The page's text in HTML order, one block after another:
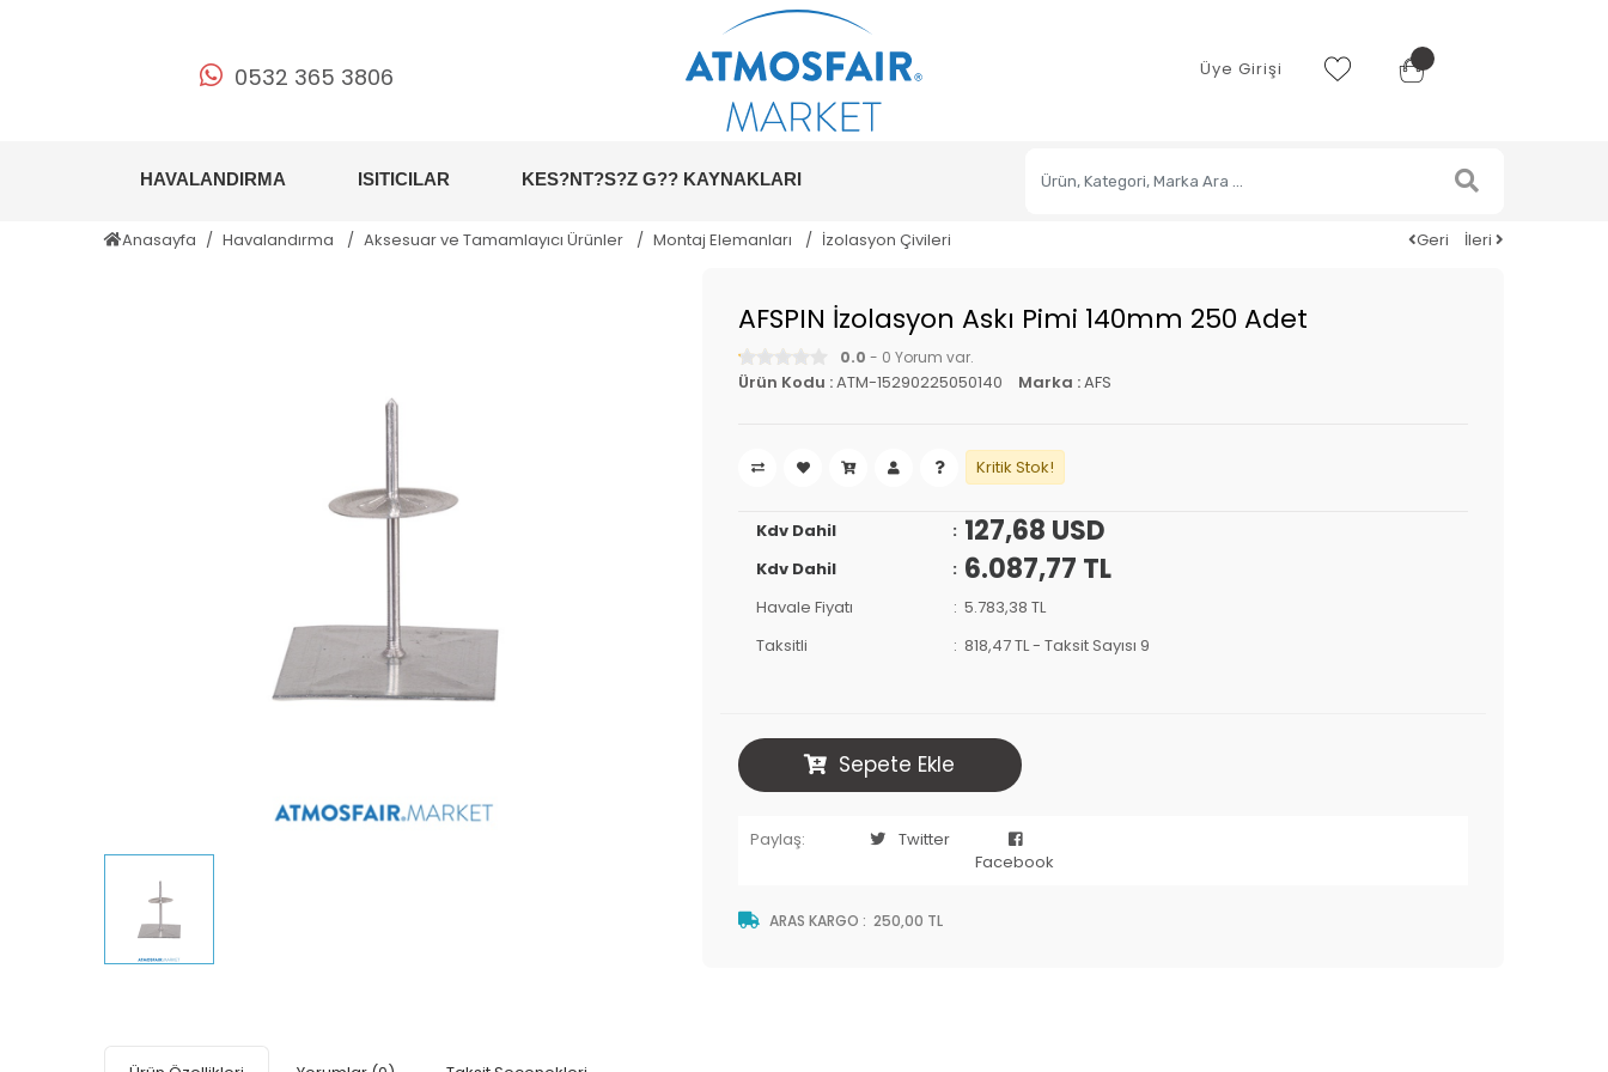
0532 365 3806 Üye Girişi
HAVALANDIRMA ISITICILAR KES?NT?S?Z G?? KAYNAKLARI
Anasayfa Havalandırma Aksesuar ve Tamamlayıcı Ürünler Montaj Elemanları İzolasyon Çivileri Geri İleri
AFSPIN İzolasyon Askı Pimi 140mm 250 Adet
0.0 - 0 Yorum var.
Ürün Kodu :ATM-15290225050140 Marka :AFS
Kritik Stok!
Kdv Dahil 127,68 USD
Kdv Dahil 6.087,77 TL
Havale Fiyatı
5.783,38 TL
Taksitli
818,47 TL- Taksit Sayısı 9
Sepete Ekle
Paylaş:
Twitter
Facebook
ARAS KARGO : 250,00 TL